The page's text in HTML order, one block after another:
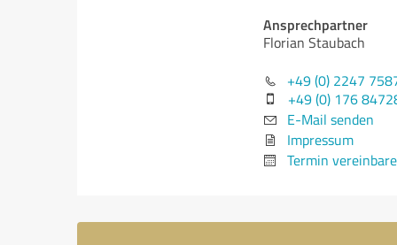
Ansprechpartner
Florian Staubach
+49 (0) 2247
+49 (0) 176
E-Mail senden
Impressum
Termin